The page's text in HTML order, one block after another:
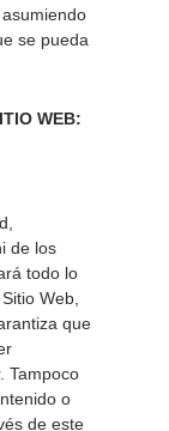
se pueda
WEB:
de los
todo lo
Web,
que
Tampoco
o
de este